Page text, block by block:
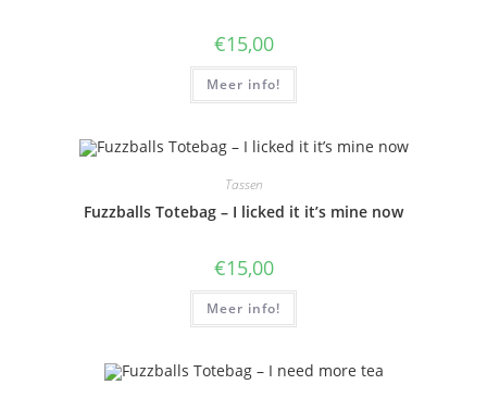
€15,00
Meer info!
Tassen
Fuzzballs Totebag – I licked it it’s mine now
€15,00
Meer info!